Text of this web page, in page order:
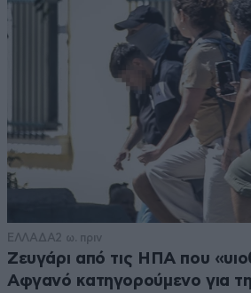
ΕΛΛΑΔΑ2 ω. πριν
Ζευγάρι από τις ΗΠΑ που
Αφγανό κατηγορούμενο για